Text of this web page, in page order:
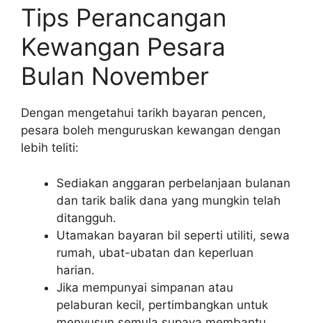
Tips Perancangan
Kewangan Pesara
Bulan November
Dengan mengetahui tarikh bayaran pencen,
pesara boleh menguruskan kewangan dengan
lebih teliti:
Sediakan anggaran perbelanjaan bulanan
dan tarik balik dana yang mungkin telah
ditangguh.
Utamakan bayaran bil seperti utiliti, sewa
rumah, ubat-ubatan dan keperluan
harian.
Jika mempunyai simpanan atau
pelaburan kecil, pertimbangkan untuk